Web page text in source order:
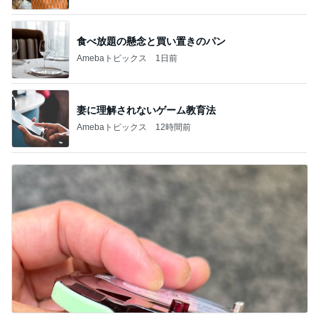
食べ放題の懸念と買い置きのパン
Amebaトピックス 1日前
妻に理解されないゲーム教育法
Amebaトピックス 12時間前